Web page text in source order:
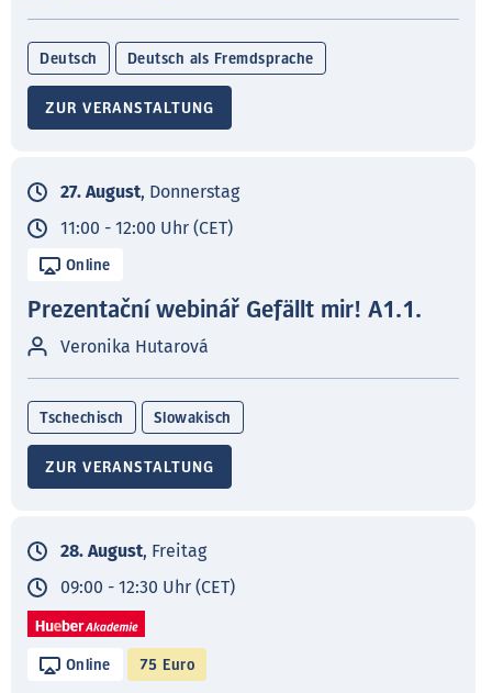
Deutsch Deutsch als Fremdsprache
ZUR VERANSTALTUNG
27. August, Donnerstag
11:00 - 12:00 Uhr (CET)
Online
Prezentační webinář Gefällt mir! A1.1.
Veronika Hutarová
Tschechisch Slowakisch
ZUR VERANSTALTUNG
28. August, Freitag
09:00 - 12:30 Uhr (CET)
Online 75 Euro